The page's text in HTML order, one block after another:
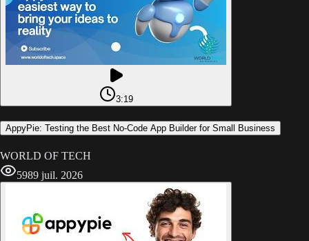
3:19
AppyPie: Testing the Best No-Code App Builder for Small Business
WORLD OF TECH
5989 juil. 2026